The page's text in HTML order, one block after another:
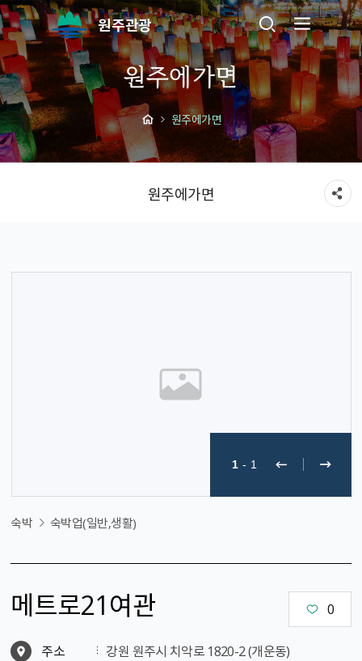
원주관광
원주에가면
원주에가면
원주에가면
1 - 1
숙박 숙박업(일반,생활)
메트로21여관 0
주소
강원 원주시 치악로 1820-2 (개운동)